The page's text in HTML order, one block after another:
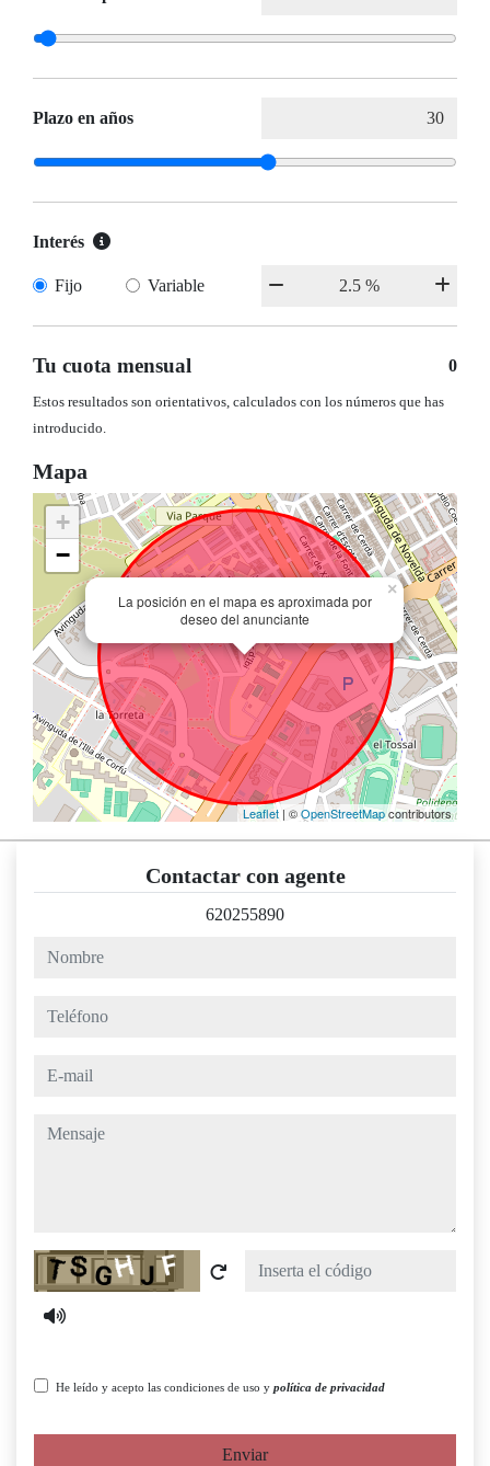
Plazo en años
Interés
Fijo Variable
Tu cuota mensual 0
Estos resultados son orientativos, calculados con los números que has
introducido.
Mapa
La posición en el mapa es aproximada por
deseo del anunciante
×
+
−
Leaflet | ©OpenStreetMapcontributors
Contactar con agente
620255890
nombre
teléfono
e-mail
mensaje
Captcha
He leído y acepto las condiciones de uso y política de privacidad
Enviar